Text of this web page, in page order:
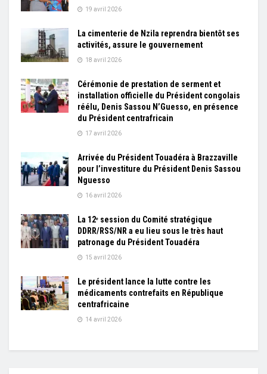
19 avril 2026
La cimenterie de Nzila reprendra bientôt ses
activités, assure le gouvernement
18 avril 2026
Cérémonie de prestation de serment et
installation officielle du Président congolais
réélu, Denis Sassou N’Guesso, en présence
du Président centrafricain
17 avril 2026
Arrivée du Président Touadéra à Brazzaville
pour l’investiture du Président Denis Sassou
Nguesso
16 avril 2026
La 12ᵉ session du Comité stratégique
DDRR/RSS/NR a eu lieu sous le très haut
patronage du Président Touadéra
15 avril 2026
Le président lance la lutte contre les
médicaments contrefaits en République
centrafricaine
14 avril 2026